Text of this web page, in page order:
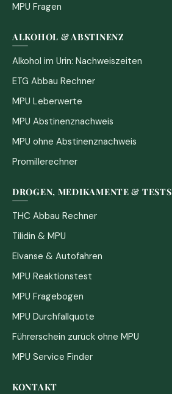
MPU Fragen
ALKOHOL & ABSTINENZ
Alkohol im Urin: Nachweiszeiten
ETG Abbau Rechner
MPU Leberwerte
MPU Abstinenznachweis
MPU ohne Abstinenznachweis
Promillerechner
DROGEN, MEDIKAMENTE & TESTS
THC Abbau Rechner
Tilidin & MPU
Elvanse & Autofahren
MPU Reaktionstest
MPU Fragebogen
MPU Durchfallquote
Führerschein zurück ohne MPU
MPU Service Finder
KONTAKT